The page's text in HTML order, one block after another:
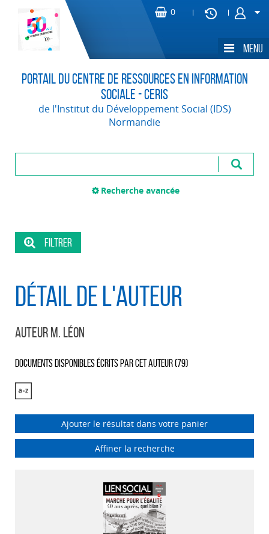
Portail du Centre de Ressources en Information
Sociale - CERIS
de l'Institut du Développement Social (IDS)
Normandie
Recherche avancée
Détail de l'auteur
Auteur M. Léon
Documents disponibles écrits par cet auteur (79)
Ajouter le résultat dans votre panier
Affiner la recherche